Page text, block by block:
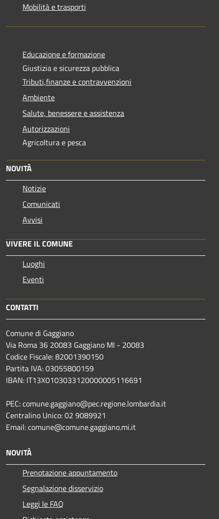
Mobilità e trasporti
Educazione e formazione
Giustizia e sicurezza pubblica
Tributi,finanze e contravvenzioni
Ambiente
Salute, benessere e assistenza
Autorizzazioni
Agricoltura e pesca
NOVITÀ
Notizie
Comunicati
Avvisi
VIVERE IL COMUNE
Luoghi
Eventi
CONTATTI
Comune di Gaggiano
Via Roma 36 20083 Gaggiano MI - 20083
Codice Fiscale: 82001390150
Partita IVA: 03055800159
IBAN: IT13X0103033120000005116691
PEC: comune.gaggiano@pec.regione.lombardia.it
Centralino Unico: 02 9089921
Email: comune@comune.gaggiano.mi.it
NOVITÀ
Prenotazione appuntamento
Segnalazione disservizio
Leggi le FAQ